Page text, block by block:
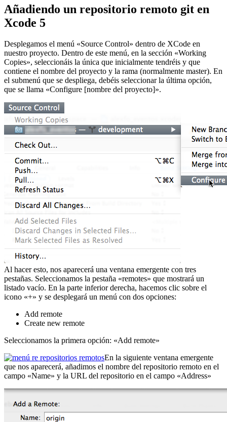
Añadiendo un repositorio remoto git en
Xcode 5
Desplegamos el menú «Source Control» dentro de XCode en
nuestro proyecto. Dentro de este menú, en la sección «Working
Copies», seleccionáis la única que inicialmente tendréis y que
contiene el nombre del proyecto y la rama (normalmente master). En
el submenú que se despliega, debéis seleccionar la última opción,
que se llama «Configure [nombre del proyecto]».
Al hacer esto, nos aparecerá una ventana emergente con tres
pestañas. Seleccionamos la pestaña «remotes» que mostrará un
listado vacío. En la parte inferior derecha, hacemos clic sobre el
icono «+» y se desplegará un menú con dos opciones:
Add remote
Create new remote
Seleccionamos la primera opción: «Add remote»
En la siguiente ventana emergente
que nos aparecerá, añadimos el nombre del repositorio remoto en el
campo «Name» y la URL del repositorio en el campo «Address»